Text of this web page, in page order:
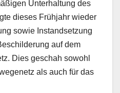
Unterhaltung des
dieses Frühjahr wieder
sowie Instandsetzung
auf dem
Dies geschah sowohl
als auch für das